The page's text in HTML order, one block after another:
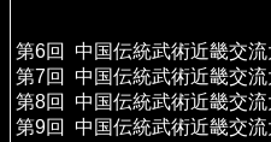
第6回 中国伝統武術近畿交
第7回 中国伝統武術近畿交
第8回 中国伝統武術近畿交
第9回 中国伝統武術近畿交